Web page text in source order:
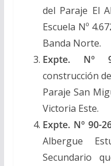
del Paraje El
Escuela Nº
Banda Norte.
Expte. Nº
construcción
Paraje San
Victoria Este.
Expte. Nº 90-
Albergue
Secundario